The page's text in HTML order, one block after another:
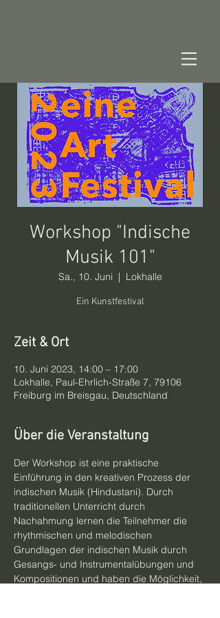
Workshop "Indische
Musik 101"
Sa., 10. Juni
  |
Lokhalle
Ein Kunstfestival
Zeit & Ort
10. Juni 2023, 14:00 – 17:00
Lokhalle, Paul-Ehrlich-Straße 7, 79106
Freiburg im Breisgau, Deutschland
Über die Veranstaltung
Der Workshop ist eine praktische
Einführung in den kreativen Prozess der
indischen Musik (Hindustani). Durch
traditionellen Unterricht durch
Nachahmung lernen die Teilnehmer die
rhythmischen und melodischen
Grundlagen der indischen Musik durch
Gesangs- und Instrumentalübungen und
Kompositionen und haben die Möglichkeit,